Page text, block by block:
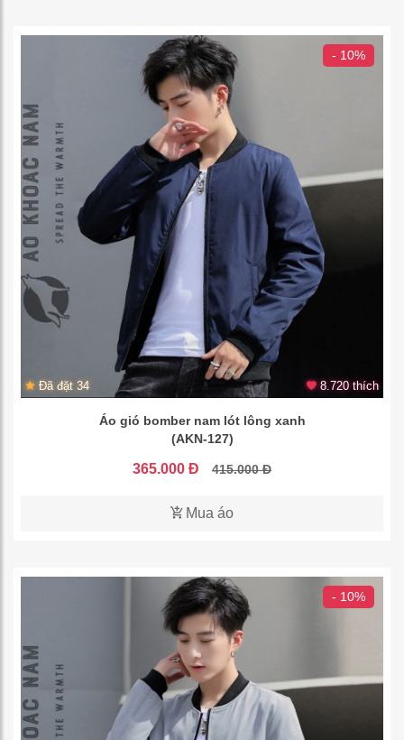
- 10%
Đã đặt 34 8.720 thích
Áo gió bomber nam lót lông xanh
(AKN-127)
365.000 Đ 415.000 Đ
Mua áo
- 10%